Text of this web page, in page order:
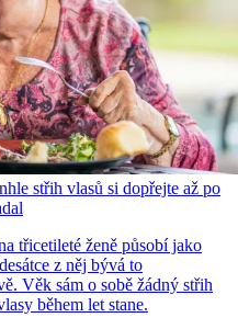
střih vlasů si dopřejte až po
třicetileté ženě působí jako
z něj bývá to
Věk sám o sobě žádný střih
během let stane.